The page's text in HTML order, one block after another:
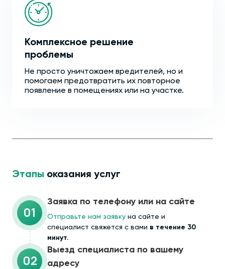
Комплексное решение
проблемы
Не просто уничтожаем вредителей, но и
помогаем предотвратить их повторное
появление в помещениях или на участке.
Этапы оказания услуг
01
Заявка по телефону или на сайте
Отправьте нам заявку на сайте и
специалист свяжется с вами в течение 30
минут.
02
Выезд специалиста по вашему
адресу